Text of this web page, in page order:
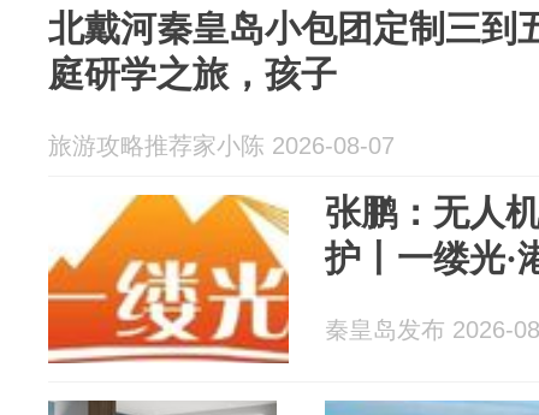
北戴河秦皇岛小包团定制三到
庭研学之旅，孩子
旅游攻略推荐家小陈 2026-08-07
张鹏：无人
护丨一缕光·
秦皇岛发布 2026-